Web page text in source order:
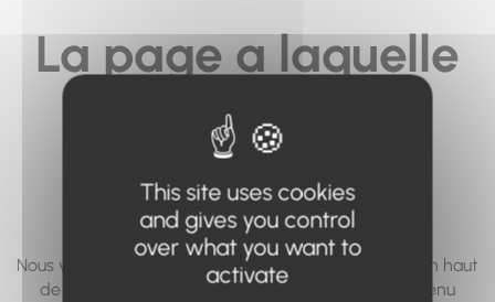
La page a laquelle
vous cherchez à
accéder n'existe
pas... ou plus.
Nous vous invitons à utiliser le moteur de recherche en haut
de page, ou à utiliser le menu pour trouver le contenu
This site uses cookies
and gives you control
over what you want to
activate